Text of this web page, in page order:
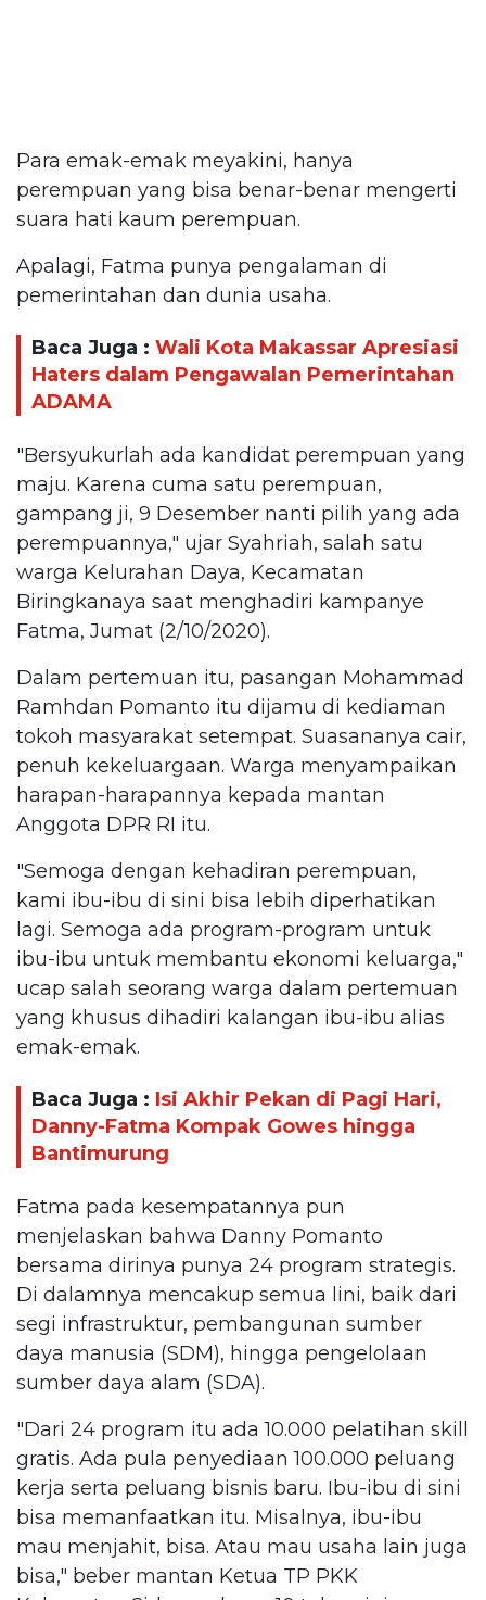
Para emak-emak meyakini, hanya
perempuan yang bisa benar-benar mengerti
suara hati kaum perempuan.
Apalagi, Fatma punya pengalaman di
pemerintahan dan dunia usaha.
Baca Juga : Wali Kota Makassar Apresiasi
Haters dalam Pengawalan Pemerintahan
ADAMA
"Bersyukurlah ada kandidat perempuan yang
maju. Karena cuma satu perempuan,
gampang ji, 9 Desember nanti pilih yang ada
perempuannya," ujar Syahriah, salah satu
warga Kelurahan Daya, Kecamatan
Biringkanaya saat menghadiri kampanye
Fatma, Jumat (2/10/2020).
Dalam pertemuan itu, pasangan Mohammad
Ramhdan Pomanto itu dijamu di kediaman
tokoh masyarakat setempat. Suasananya cair,
penuh kekeluargaan. Warga menyampaikan
harapan-harapannya kepada mantan
Anggota DPR RI itu.
"Semoga dengan kehadiran perempuan,
kami ibu-ibu di sini bisa lebih diperhatikan
lagi. Semoga ada program-program untuk
ibu-ibu untuk membantu ekonomi keluarga,"
ucap salah seorang warga dalam pertemuan
yang khusus dihadiri kalangan ibu-ibu alias
emak-emak.
Baca Juga : Isi Akhir Pekan di Pagi Hari,
Danny-Fatma Kompak Gowes hingga
Bantimurung
Fatma pada kesempatannya pun
menjelaskan bahwa Danny Pomanto
bersama dirinya punya 24 program strategis.
Di dalamnya mencakup semua lini, baik dari
segi infrastruktur, pembangunan sumber
daya manusia (SDM), hingga pengelolaan
sumber daya alam (SDA).
"Dari 24 program itu ada 10.000 pelatihan skill
gratis. Ada pula penyediaan 100.000 peluang
kerja serta peluang bisnis baru. Ibu-ibu di sini
bisa memanfaatkan itu. Misalnya, ibu-ibu
mau menjahit, bisa. Atau mau usaha lain juga
bisa," beber mantan Ketua TP PKK